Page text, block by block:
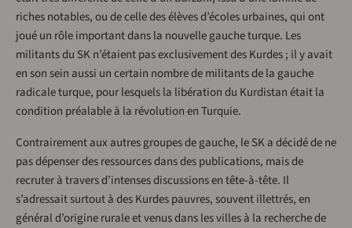
riches notables, ou de celle des élèves d’écoles urbaines, qui ont
joué un rôle important dans la nouvelle gauche turque. Les
militants du SK n’étaient pas exclusivement des Kurdes ; il y avait
en son sein aussi un certain nombre de militants de la gauche
radicale turque, pour lesquels la libération du Kurdistan était la
condition préalable à la révolution en Turquie.
Contrairement aux autres groupes de gauche, le SK a décidé de ne
pas dépenser des ressources dans des publications, mais de
recruter à travers d’intenses discussions en tête-à-tête. Il
s’adressait surtout à des Kurdes pauvres, souvent illettrés, en
général d’origine rurale et venus dans les villes à la recherche de